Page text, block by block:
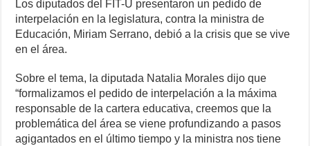
c
e
b
o
o
k
tt
er
at
s
p
p
ss
e
g
er
er
e
ail e
gr
m
p
y
n
k
ar
e
Los diputados del FIT-U presentaron un pedido de
interpelación en la legislatura, contra la ministra de
Educación, Miriam Serrano, debió a la crisis que se vive
en el área.
Sobre el tema, la diputada Natalia Morales dijo que
“formalizamos el pedido de interpelación a la máxima
responsable de la cartera educativa, creemos que la
problemática del área se viene profundizando a pasos
agigantados en el último tiempo y la ministra nos tiene